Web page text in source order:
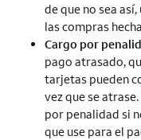
de que no sea
las compras
Cargo por
pago atrasado,
tarjetas pueden
vez que se
por penalidad si
que use para el